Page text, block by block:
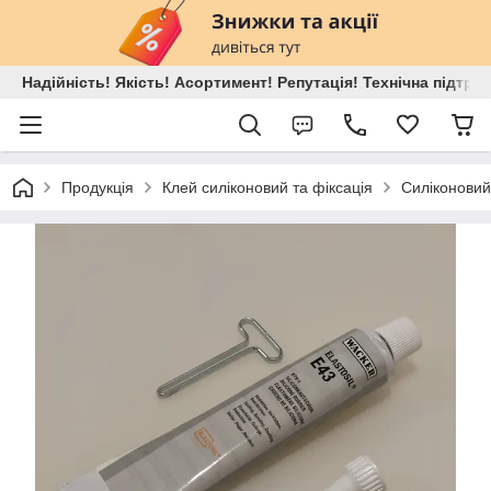
Надійність! Якість! Асортимент! Репутація! Технічна
Продукція Клей силіконовий та фіксація